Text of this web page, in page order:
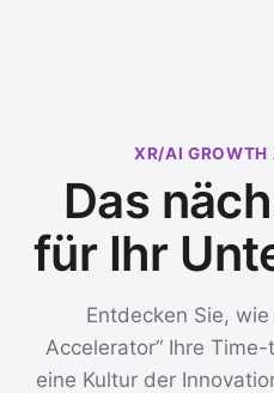
XR/AI GROWTH
Das
für Ihr
Entdecken Sie,
Accelerator“ Ihre
eine Kultur der